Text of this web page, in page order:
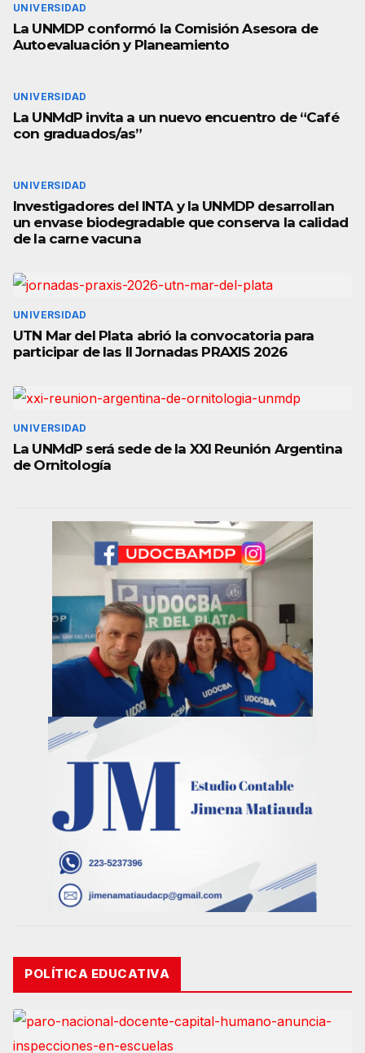
UNIVERSIDAD
La UNMDP conformó la Comisión Asesora de
Autoevaluación y Planeamiento
UNIVERSIDAD
La UNMdP invita a un nuevo encuentro de “Café
con graduados/as”
UNIVERSIDAD
Investigadores del INTA y la UNMDP desarrollan
un envase biodegradable que conserva la calidad
de la carne vacuna
UNIVERSIDAD
UTN Mar del Plata abrió la convocatoria para
participar de las II Jornadas PRAXIS 2026
UNIVERSIDAD
La UNMdP será sede de la XXI Reunión Argentina
de Ornitología
POLÍTICA EDUCATIVA